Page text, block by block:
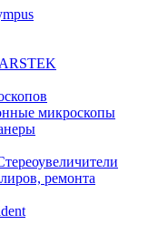
микроскопы
ремонта